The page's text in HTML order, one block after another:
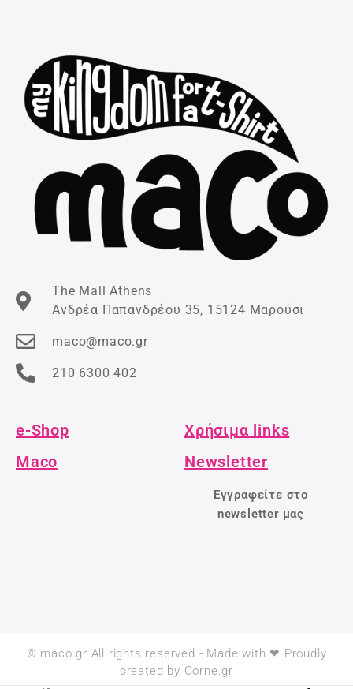
The Mall Athens
Ανδρέα Παπανδρέου 35, 15124 Μαρούσι
maco@maco.gr
210 6300 402
e-Shop
Χρήσιμα links
Maco
Newsletter
Εγγραφείτε στο
newsletter μας
© maco.gr All rights reserved - Made with ❤ Proudly
created by Corne.gr